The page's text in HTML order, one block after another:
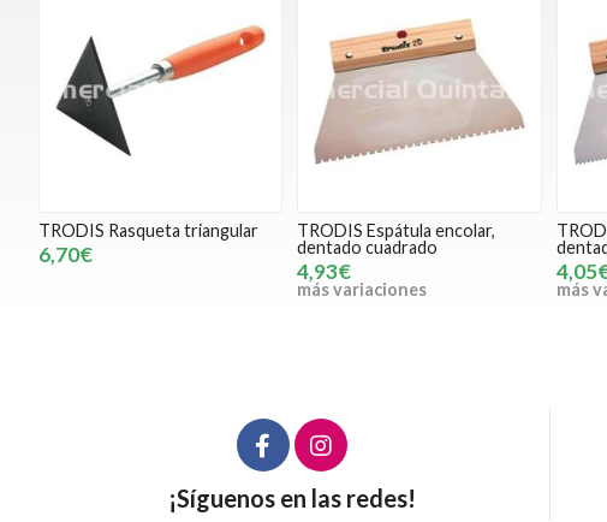
TRODIS Rasqueta triangular
6,70€
TRODIS Espátula encolar,
dentado cuadrado
4,93€
más variaciones más
¡Síguenos en las redes!